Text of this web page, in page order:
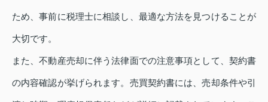
ため、事前に税理士に相談し、最適な方法を見つけることが
大切です。
また、不動産売却に伴う法律面での注意事項として、契約書
の内容確認が挙げられます。売買契約書には、売却条件や引